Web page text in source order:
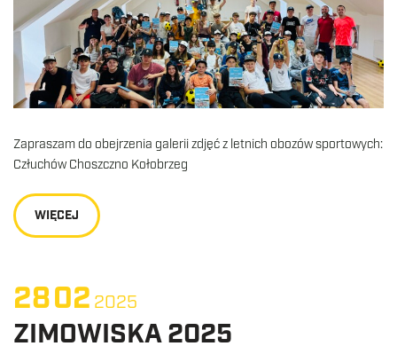
Zapraszam do obejrzenia galerii zdjęć z letnich obozów sportowych:
Człuchów Choszczno Kołobrzeg
WIĘCEJ
2802 2025
ZIMOWISKA 2025